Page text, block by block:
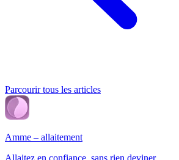
Parcourir tous les articles
Amme – allaitement
Allaitez en confiance, sans rien deviner